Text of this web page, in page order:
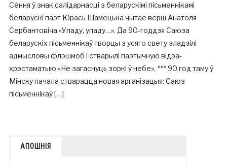
Сёння ў знак салідарнасці з беларускімі пісьменнікамі
беларускі паэт Юрась Шамецька чытае верш Анатоля
Сербантовіча «Упаду, упаду…». Да 90-годдзя Саюза
беларускіх пісьменнікаў творцы з усяго свету зладзілі
адмысловы флэшмоб і стварылі паэтычную відэа-
хрэстаматыю «Не загаснуць зоркі ў небе». *** 90 год таму ў
Мінску пачала стварацца новая арганізацыя: Саюз
пісьменнікаў […]
АПОШНІЯ